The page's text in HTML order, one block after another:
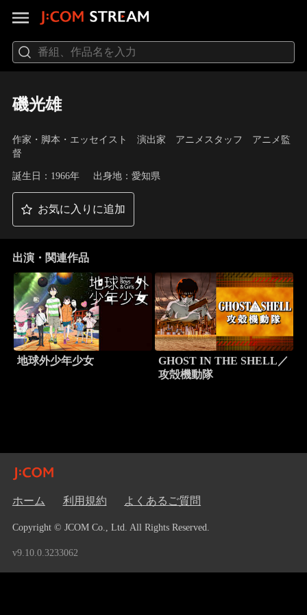
磯光雄
作家・脚本・エッセイスト 演出家 アニメスタッフ アニメ監
督
誕生日：1966年 出身地：愛知県
お気に入りに追加
出演・関連作品
地球外少年少女
GHOST IN THE SHELL／
攻殻機動隊
ホーム 利用規約 よくあるご質問
Copyright © JCOM Co., Ltd. All Rights Reserved.
v9.10.0.3233062